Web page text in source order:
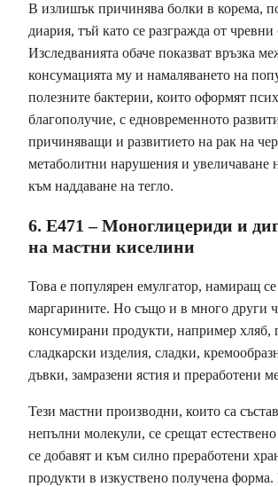
В излишък причинява болки в корема,
диария, тъй като се разгражда от чревни
Изследванията обаче показват връзка
консумацията му и намаляването на
полезните бактерии, които оформят
благополучие, с едновременното
причиняващи и развитието на рак на
метаболитни нарушения и увеличаване
към наддаване на тегло.
6. E471 – Моноглицериди и
на мастни киселини
Това е популярен емулгатор, намиращ се
маргарините. Но също и в много други
консумирани продукти, например хляб,
сладкарски изделия, сладки,
дъвки, замразени ястия и преработени
Тези мастни производни, които са
непълни молекули, се срещат
се добавят и към силно преработени
продукти в изкуствено получена